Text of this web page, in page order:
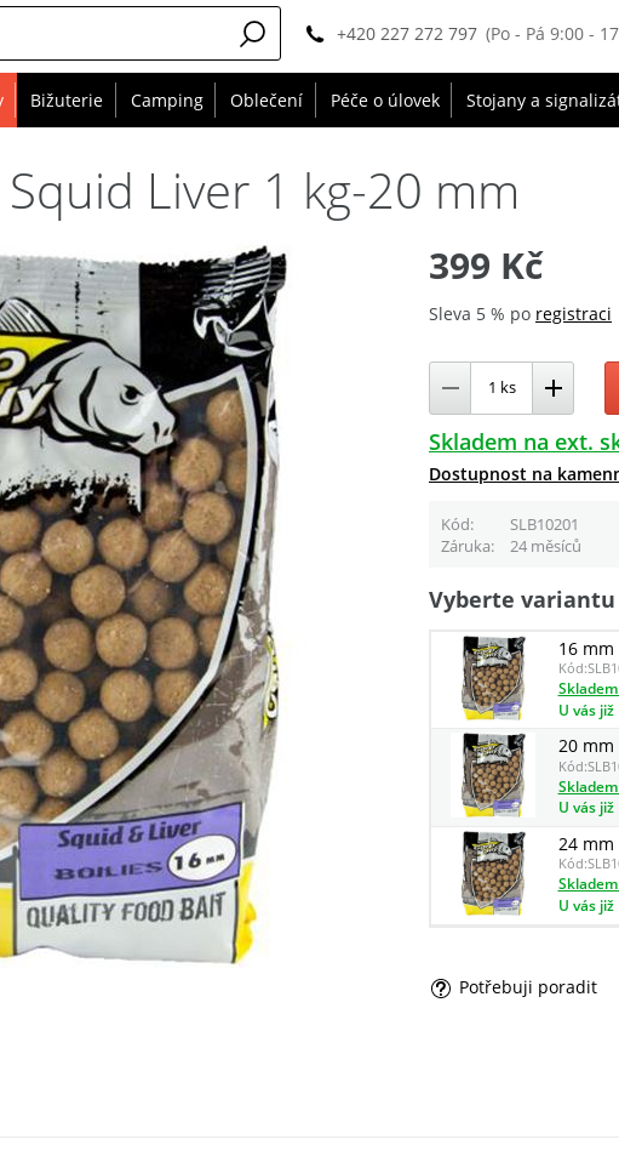
+420 227 272 797 (Po - Pá 9:00 -
Bižuterie Camping Oblečení Péče o úlovek Stojany a
Liver 1 kg-20 mm
399 Kč
Sleva 5 % po registraci
Skladem na ext.
Dostupnost na
Kód SLB10201
Záruka
24 měsíců
Vyberte variantu
16 mm
Kód:
U vás již
20 mm
Kód:
U vás již
24 mm
Kód:
U vás již
Potřebuji poradit